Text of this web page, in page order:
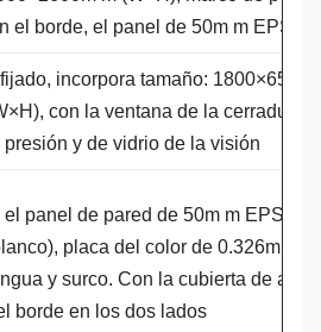
el borde, el panel de 50m m EPS.
incorpora tamaño: 1800×650m
con la ventana de la cerradura
presión y de vidrio de la visión
el panel de pared de 50m m EPS
placa del color de 0.326m m,
y surco. Con la cubierta de
borde en los dos lados